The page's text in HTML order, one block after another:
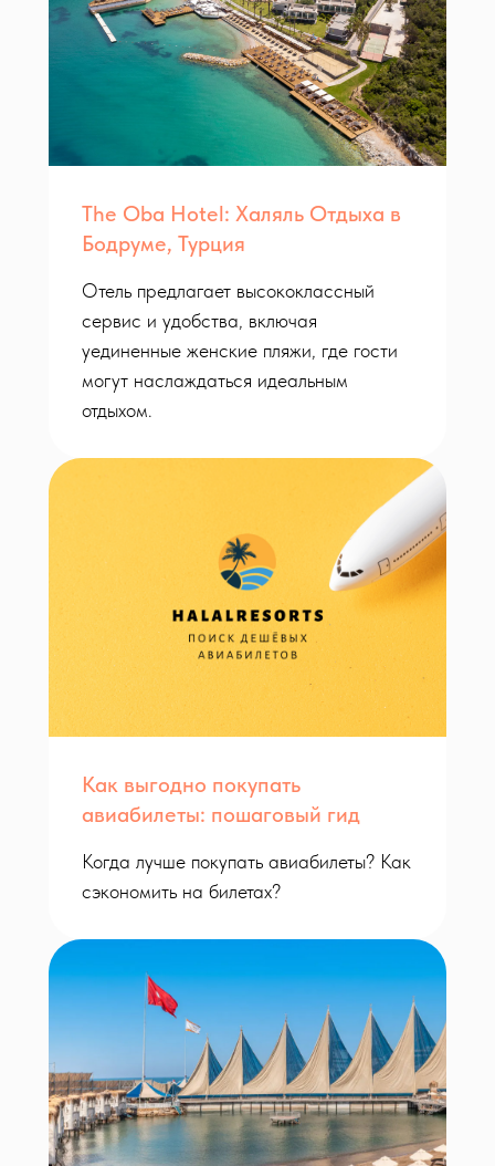
The Oba Hotel: Халяль Отдыха в
Бодруме, Турция
Отель предлагает высококлассный
сервис и удобства, включая
уединенные женские пляжи, где гости
могут наслаждаться идеальным
отдыхом.
Как выгодно покупать
авиабилеты: пошаговый гид
Когда лучше покупать авиабилеты? Как
сэкономить на билетах?